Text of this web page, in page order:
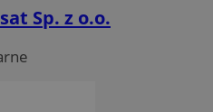
Sp. z o.o.